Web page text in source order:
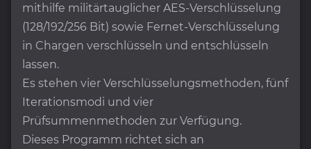
mithilfe militärtauglicher AES-Verschlüsselung
(128/192/256 Bit) sowie Fernet-Verschlüsselung
in Chargen verschlüsseln und entschlüsseln
lassen.
Es stehen vier Verschlüsselungsmethoden, fünf
Iterationsmodi und vier
Prüfsummenmethoden zur Verfügung.
Dieses Programm richtet sich an